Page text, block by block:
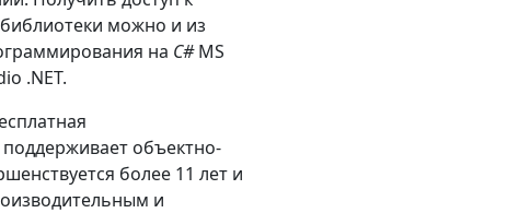
можно и из
на C#MS
.NET.
объектно-
более 11 лет и
и